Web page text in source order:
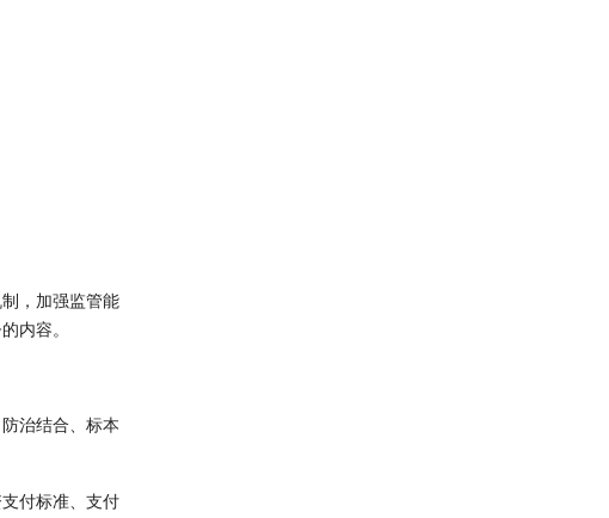
，加强监管能
内容。
治结合、标本
付标准、支付